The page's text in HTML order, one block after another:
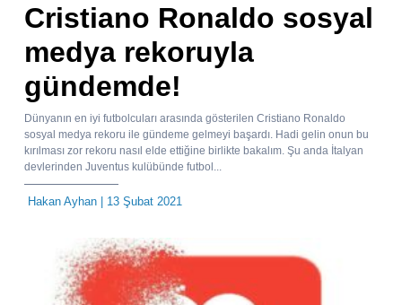
Cristiano Ronaldo sosyal
medya rekoruyla
gündemde!
Dünyanın en iyi futbolcuları arasında gösterilen Cristiano Ronaldo
sosyal medya rekoru ile gündeme gelmeyi başardı. Hadi gelin onun bu
kırılması zor rekoru nasıl elde ettiğine birlikte bakalım. Şu anda İtalyan
devlerinden Juventus kulübünde futbol...
Hakan Ayhan | 13 Şubat 2021